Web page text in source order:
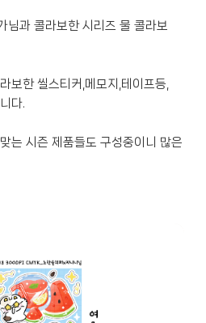
님과 콜라보한 시리즈 물 콜라보
보한 씰스티커,메모지,테이프등,
는 시즌 제품들도 구성중이니 많은